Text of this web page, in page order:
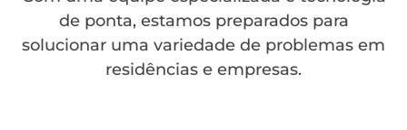
de ponta, estamos preparados para
solucionar uma variedade de problemas em
residências e empresas.